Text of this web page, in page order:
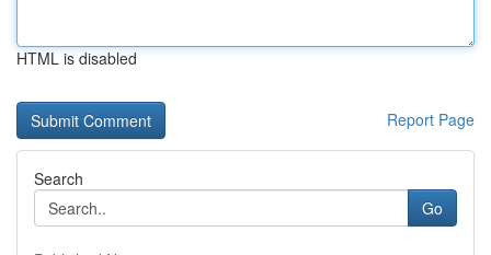
HTML is disabled
Report Page
Search
Go